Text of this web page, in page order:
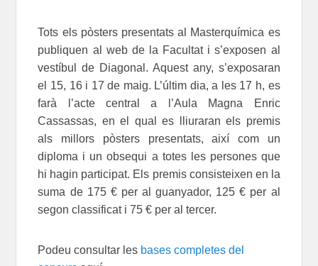
Tots els pòsters presentats al Masterquímica es
publiquen al web de la Facultat i s’exposen al
vestíbul de Diagonal. Aquest any, s’exposaran
el 15, 16 i 17 de maig. L’últim dia, a les 17 h, es
farà l’acte central a l’Aula Magna Enric
Cassassas, en el qual es lliuraran els premis
als millors pòsters presentats, així com un
diploma i un obsequi a totes les persones que
hi hagin participat. Els premis consisteixen en la
suma de 175 € per al guanyador, 125 € per al
segon classificat i 75 € per al tercer.
Podeu consultar les bases completes del